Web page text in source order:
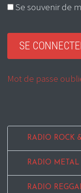
Se souvenir de
Mot de passe
RADIO ROCK
RADIO
RADIO